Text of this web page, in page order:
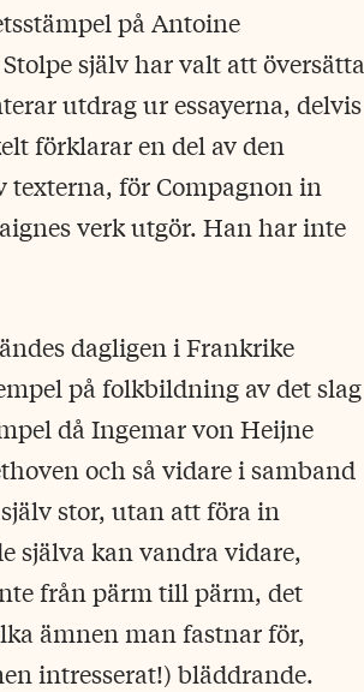
på Antoine
själv har valt att översätta
utdrag ur essayerna, delvis
förklarar en del av den
texterna, för Compagnon in
verk utgör. Han har inte
dagligen i Frankrike
på folkbildning av det slag
då Ingemar von Heijne
och så vidare i samband
stor, utan att föra in
själva kan vandra vidare,
från pärm till pärm, det
ämnen man fastnar för,
intresserat!) bläddrande.